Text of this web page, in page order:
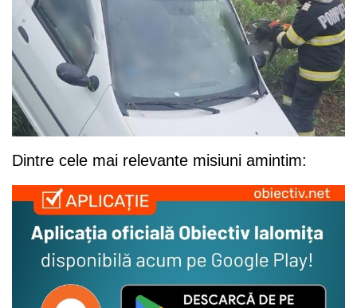
Dintre cele mai relevante misiuni amintim: